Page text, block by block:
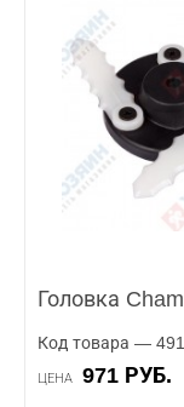
Головка
Код товара —
ЦЕНА 971 РУБ.